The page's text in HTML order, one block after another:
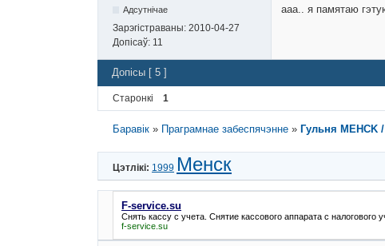
Адсутнічае
Зарэгістраваны: 2010-04-27
Допісаў: 11
ааа.. я памятаю
Допісы [ 5 ]
Старонкі 1
Баравік » Праграмнае забеспячэнне » Гульня MEHCK
Цэтлікі: 1999 Менск
F-service.su
Снять кассу с учета. Снятие кассового аппарата с налогового
f-service.su